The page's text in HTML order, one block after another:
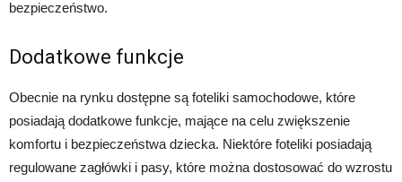
bezpieczeństwo.
Dodatkowe funkcje
Obecnie na rynku dostępne są foteliki samochodowe, które
posiadają dodatkowe funkcje, mające na celu zwiększenie
komfortu i bezpieczeństwa dziecka. Niektóre foteliki posiadają
regulowane zagłówki i pasy, które można dostosować do wzrostu